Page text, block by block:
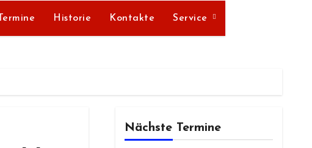
Termine Historie Kontakte Service
Nächste Termine